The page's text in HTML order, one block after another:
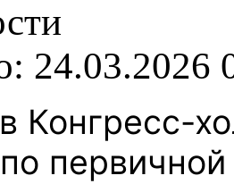
24.03.2026
Конгресс-